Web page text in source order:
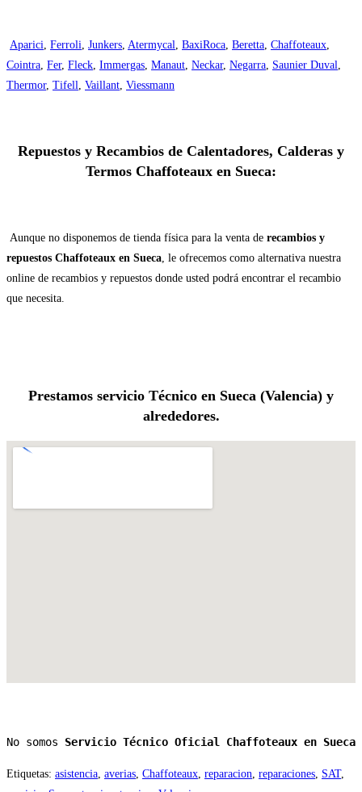
Aparici, Ferroli, Junkers, Atermycal, BaxiRoca, Beretta, Chaffoteaux,
Cointra, Fer, Fleck, Immergas, Manaut, Neckar, Negarra, Saunier Duval,
Thermor, Tifell, Vaillant, Viessmann
Repuestos y Recambios de Calentadores, Calderas y
Termos Chaffoteaux en Sueca:
Aunque no disponemos de tienda física para la venta de recambios y
repuestos Chaffoteaux en Sueca, le ofrecemos como alternativa nuestra
online de recambios y repuestos donde usted podrá encontrar el recambio
que necesita.
Prestamos servicio Técnico en Sueca (Valencia) y
alrededores.
No somos Servicio Técnico Oficial Chaffoteaux en Sueca
Etiquetas: asistencia, averias, Chaffoteaux, reparacion, reparaciones, SAT,